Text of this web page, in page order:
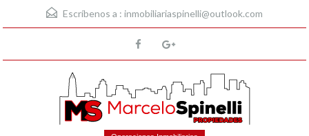
Escríbenos a : inmobiliariaspinelli@outlook.com